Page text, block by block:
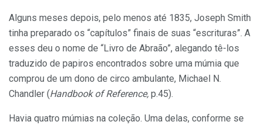
Alguns meses depois, pelo menos até 1835, Joseph Smith
tinha preparado os “capítulos” finais de suas “escrituras”. A
esses deu o nome de “Livro de Abraão”, alegando tê-los
traduzido de papiros encontrados sobre uma múmia que
comprou de um dono de circo ambulante, Michael N.
Chandler (Handbook of Reference, p.45).
Havia quatro múmias na coleção. Uma delas, conforme se